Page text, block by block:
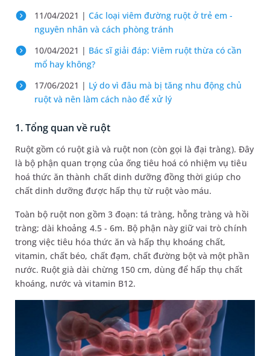
11/04/2021 | Các loại viêm đường ruột ở trẻ em -
nguyên nhân và cách phòng tránh
10/04/2021 | Bác sĩ giải đáp: Viêm ruột thừa có cần
mổ hay không?
17/06/2021 | Lý do vì đâu mà bị tăng nhu động chủ
ruột và nên làm cách nào để xử lý
1. Tổng quan về ruột
Ruột gồm có ruột già và ruột non (còn gọi là đại tràng). Đây
là bộ phận quan trọng của ống tiêu hoá có nhiệm vụ tiêu
hoá thức ăn thành chất dinh dưỡng đồng thời giúp cho
chất dinh dưỡng được hấp thụ từ ruột vào máu.
Toàn bộ ruột non gồm 3 đoạn: tá tràng, hỗng tràng và hồi
tràng; dài khoảng 4.5 - 6m. Bộ phận này giữ vai trò chính
trong việc tiêu hóa thức ăn và hấp thụ khoáng chất,
vitamin, chất béo, chất đạm, chất đường bột và một phần
nước. Ruột già dài chừng 150 cm, dùng để hấp thụ chất
khoáng, nước và vitamin B12.